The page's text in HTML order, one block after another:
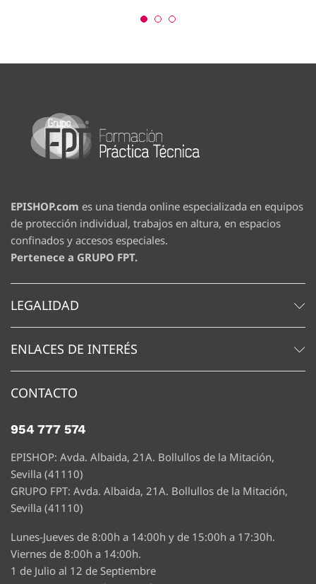
EPISHOP.com es una tienda online especializada en equipos
de protección individual, trabajos en altura, en espacios
confinados y accesos especiales.
Pertenece a GRUPO FPT.
LEGALIDAD
ENLACES DE INTERÉS
CONTACTO
954 777 574
EPISHOP: Avda. Albaida, 21A. Bollullos de la Mitación,
Sevilla (41110)
GRUPO FPT: Avda. Albaida, 21A. Bollullos de la Mitación,
Sevilla (41110)
Lunes-Jueves de 8:00h a 14:00h y de 15:00h a 17:30h.
Viernes de 8:00h a 14:00h.
1 de Julio al 12 de Septiembre